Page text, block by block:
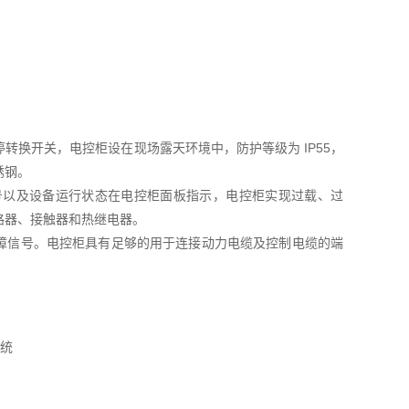
换开关，电控柜设在现场露天环境中，防护等级为 IP55，
。
及设备运行状态在电控柜面板指示，电控柜实现过载、过
、接触器和热继电器。
号。电控柜具有足够的用于连接动力电缆及控制电缆的端